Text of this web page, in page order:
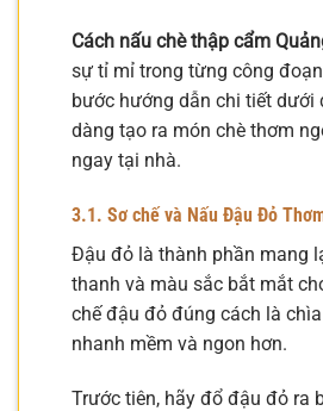
Cách nấu chè thập cẩm
sự tỉ mỉ trong từng công
bước hướng dẫn chi tiết dưới
dàng tạo ra món chè thơm
ngay tại nhà.
3.1. Sơ chế và Nấu Đậu Đỏ
Đậu đỏ là thành phần mang
thanh và màu sắc bắt mắt
chế đậu đỏ đúng cách là
nhanh mềm và ngon hơn.
Trước tiên, hãy đổ đậu đỏ ra